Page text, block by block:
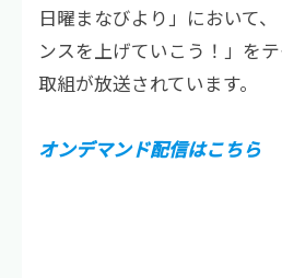
日曜まなびより」において
ンスを上げていこう！」を
取組が放送されています。
オンデマンド配信はこちら